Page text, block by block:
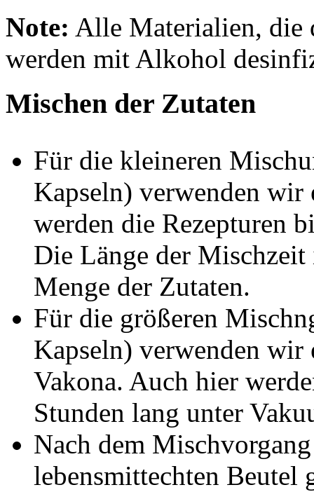
Note: Alle Materialien, die
werden mit Alkohol
Mischen der Zutaten
Für die kleineren
Kapseln) verwenden wir
werden die Rezepturen
Die Länge der
Menge der Zutaten.
Für die größeren
Kapseln) verwenden wir
Vakona. Auch hier
Stunden lang unter
Nach dem
lebensmittechten Beutel